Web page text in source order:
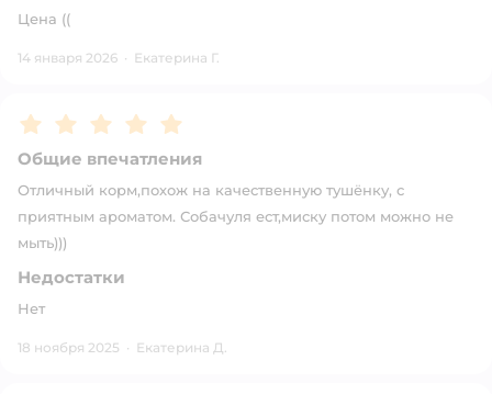
Цена ((
14 января 2026 · Екатерина Г.
Рейтинг:5
Общие впечатления
Отличный корм,похож на качественную тушёнку, с
приятным ароматом. Собачуля ест,миску потом можно не
мыть)))
Недостатки
Нет
18 ноября 2025 · Екатерина Д.